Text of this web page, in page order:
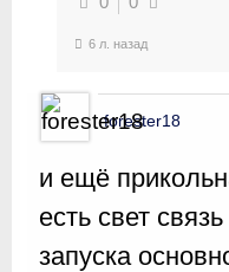
6 л. назад
forester18
и ещё
есть свет
запуска